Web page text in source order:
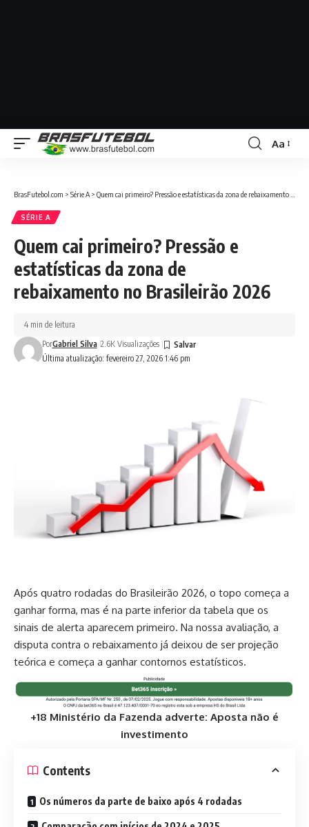
Aa
BrasFutebol.com > Série A > Quem cai primeiro? Pressão e estatísticas da zona de rebaixamento no Brasileirão 2026
SÉRIE A
Quem cai primeiro? Pressão e
estatísticas da zona de
rebaixamento no Brasileirão 2026
Última atualização: fevereiro 27, 2026 1:46 pm
PorGabriel Silva 2.6K Visualizações
4 min de leitura
Após quatro rodadas do Brasileirão 2026, o topo começa a
ganhar forma, mas é na parte inferior da tabela que os
sinais de alerta aparecem primeiro. Na nossa avaliação, a
disputa contra o rebaixamento já deixou de ser projeção
teórica e começa a ganhar contornos estatísticos.
+18 Ministério da Fazenda adverte: Aposta não é
investimento
Contents
Os números da parte de baixo após 4 rodadas